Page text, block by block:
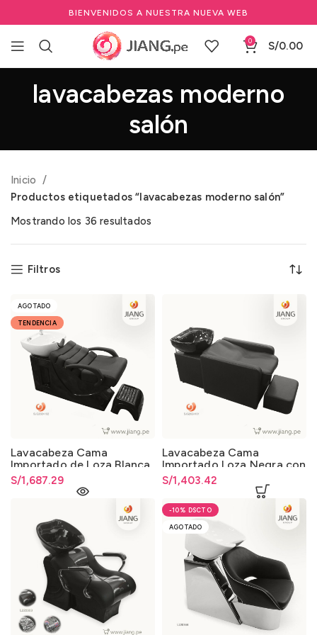
BIENVENIDOS A NUESTRA NUEVA WEB
0 S/0.00
lavacabezas moderno
salón
Inicio
Productos etiquetados “lavacabezas moderno salón”
Mostrando los 36 resultados
Filtros
AGOTADO
TENDENCIA
Lavacabeza Cama
Importado de Loza Blanca
con Pisapie de Fibra de
Vidrio
S/1,687.29
Lavacabeza Cama
Importado Loza Negra con
Pisapie Tapizado
S/1,403.42
-10%
AGOTADO